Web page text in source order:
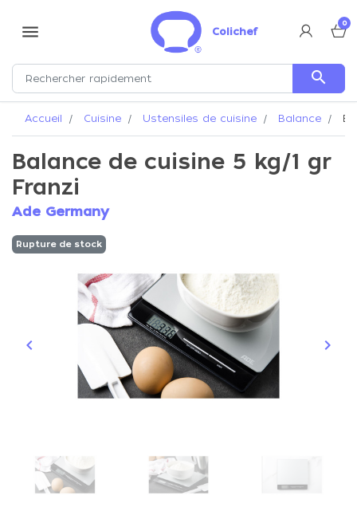
menu Colichef
0
search
Accueil Cuisine Ustensiles de cuisine Balance
Balance de cuisine 5 kg/1 gr
Franzi
Ade Germany
Rupture de stock
Précédent
keyboard_arrow_left keyboard_arrow_right